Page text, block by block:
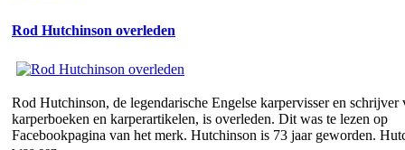
Rod Hutchinson overleden
Rod Hutchinson, de legendarische Engelse karpervisser en schrijver
karperboeken en karperartikelen, is overleden. Dit was te lezen op
Facebookpagina van het merk. Hutchinson is 73 jaar geworden.